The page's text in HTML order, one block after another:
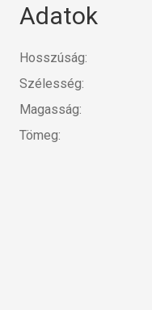
Adatok
Hosszúság:
Szélesség:
Magasság:
Tömeg: